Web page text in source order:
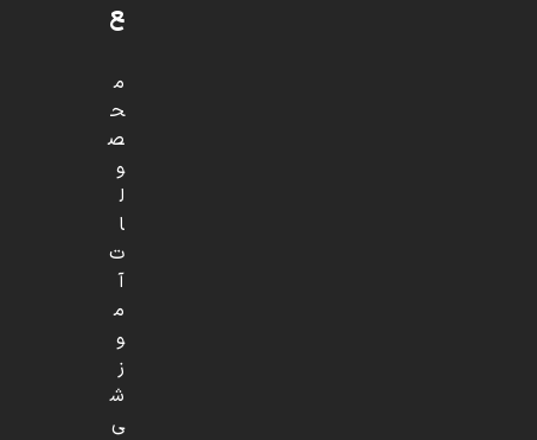
ع
م
ح
ص
و
ل
ا
ت
آ
م
و
ز
ش
ی